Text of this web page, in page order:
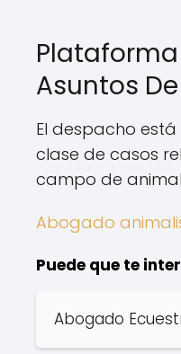
Plataforma
Asuntos
El despacho
clase de casos
campo de
Abogado
Puede que te
Abogado